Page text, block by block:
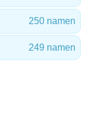
250 namen
249 namen